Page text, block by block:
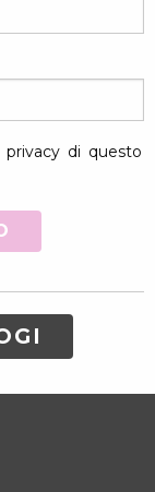
di questo